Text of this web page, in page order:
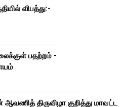
விபத்து:-
பதற்றம் -
திருவிழா குறித்து மாவட்ட